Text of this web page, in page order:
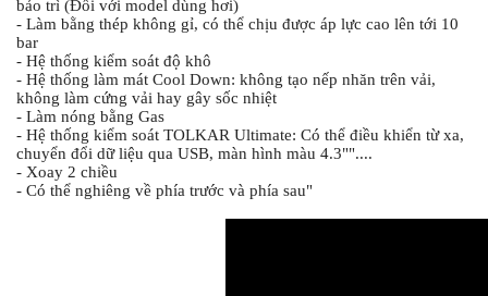
bảo trì (Đối với model dùng hơi)
- Làm bằng thép không gỉ, có thể chịu được áp lực cao lên tới 10
bar
- Hệ thống kiểm soát độ khô
- Hệ thống làm mát Cool Down: không tạo nếp nhăn trên vải,
không làm cứng vải hay gây sốc nhiệt
- Làm nóng bằng Gas
- Hệ thống kiểm soát TOLKAR Ultimate: Có thể điều khiển từ xa,
chuyển đổi dữ liệu qua USB, màn hình màu 4.3""....
- Xoay 2 chiều
- Có thể nghiêng về phía trước và phía sau"